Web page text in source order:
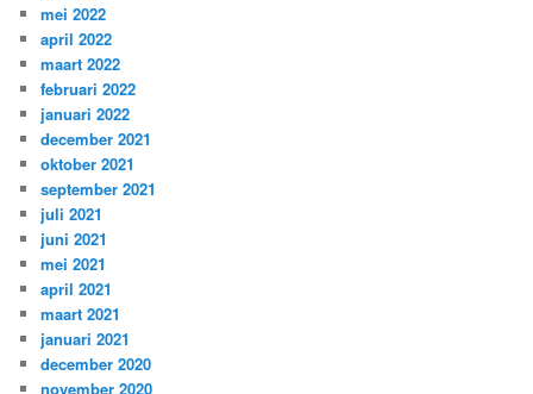
mei 2022
april 2022
maart 2022
februari 2022
januari 2022
december 2021
oktober 2021
september 2021
juli 2021
juni 2021
mei 2021
april 2021
maart 2021
januari 2021
december 2020
november 2020